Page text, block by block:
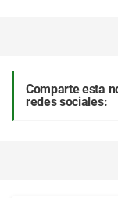
Comparte esta
redes sociales: